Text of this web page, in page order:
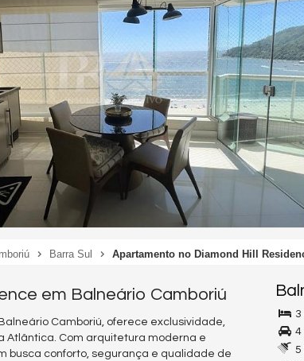
Barra Sul Apartamento no Diamond Hill
em Balneário Camboriú
Camboriú, oferece exclusividade,
Atlântica. Com arquitetura moderna e
busca conforto, segurança e qualidade de
3
4
5